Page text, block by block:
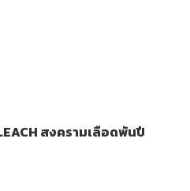
สงครามเลือดพันปี